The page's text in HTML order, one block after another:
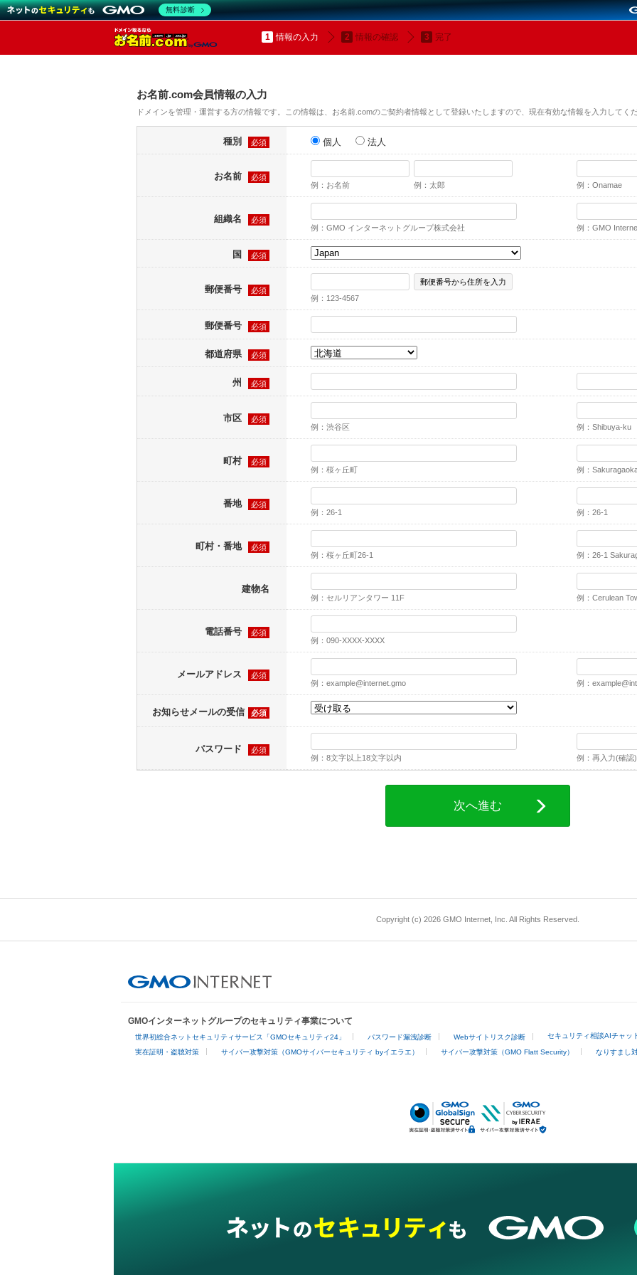
情報の入力 情報の確認 完了
お名前.com会員情報の入力
ドメインを管理・運営する方の情報です。この情報は、お名前.comのご契約者情報として登録いたしますので、現在有効な情報を入力してくだ
種別 必須 個人 法人
お名前
必須
例：お名前
例：太郎 例：Onamae
組織名
必須
例：GMO インターネットグループ株式会社
例：GMO
国 必須
郵便番号
必須
例：123-4567
郵便番号から住所を入力
郵便番号 必須
都道府県 必須
州 必須
市区
必須
例：渋谷区
例：Shibuya-ku
町村
必須
例：桜ヶ丘町
例：
番地
必須
例：26-1
例：26-1
町村・番地
必須
例：桜ヶ丘町26-1
例：26-1
建物名
例：セルリアンタワー 11F 例：Cerulean
電話番号
必須
例：090-XXXX-XXXX
メールアドレス
必須
例： example@internet.gmo 例：
お知らせメールの受信 必須
パスワード
必須
例：8文字以上18文字以内
例：再入力(確認)
次へ進む
Copyright (c) 2026 GMO Internet, Inc. All Rights Reserved.
GMOインターネットグループのセキュリティ事業について
世界初総合ネットセキュリティサービス「GMOセキュリティ24」 パスワード漏洩診断 Webサイトリスク診断 セキュリティ相談AIチャッ
実在証明・盗聴対策 サイバー攻撃対策（GMOサイバーセキュリティ byイエラエ） サイバー攻撃対策（GMO Flatt Security） なりすまし
無料診断